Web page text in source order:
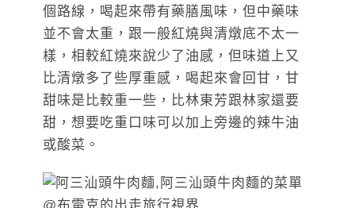
個路線，喝起來帶有藥膳風味，但中藥味
並不會太重，跟一般紅燒與清燉底不太一
樣，相較紅燒來說少了油感，但味道上又
比清燉多了些厚重感，喝起來會回甘，甘
甜味是比較重一些，比林東芳跟林家還要
甜，想要吃重口味可以加上旁邊的辣牛油
或酸菜。